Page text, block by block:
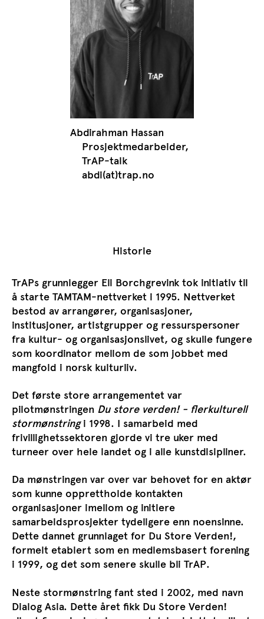
Abdirahman Hassan
Prosjektmedarbeider,
TrAP-talk
abdi(at)trap.no
Historie
TrAPs grunnlegger Eli Borchgrevink tok initiativ til
å starte TAMTAM-nettverket i 1995. Nettverket
bestod av arrangører, organisasjoner,
institusjoner, artistgrupper og ressurspersoner
fra kultur- og organisasjonslivet, og skulle fungere
som koordinator mellom de som jobbet med
mangfold i norsk kulturliv.
Det første store arrangementet var
pilotmønstringen Du store verden! - flerkulturell
stormønstringi 1998. I samarbeid med
frivillighetssektoren gjorde vi tre uker med
turneer over hele landet og i alle kunstdisipliner.
Da mønstringen var over var behovet for en aktør
som kunne opprettholde kontakten
organisasjoner imellom og initiere
samarbeidsprosjekter tydeligere enn noensinne.
Dette dannet grunnlaget for Du Store Verden!,
formelt etablert som en medlemsbasert forening
i 1999, og det som senere skulle bli TrAP.
Neste stormønstring fant sted i 2002, med navn
Dialog Asia. Dette året fikk Du Store Verden!